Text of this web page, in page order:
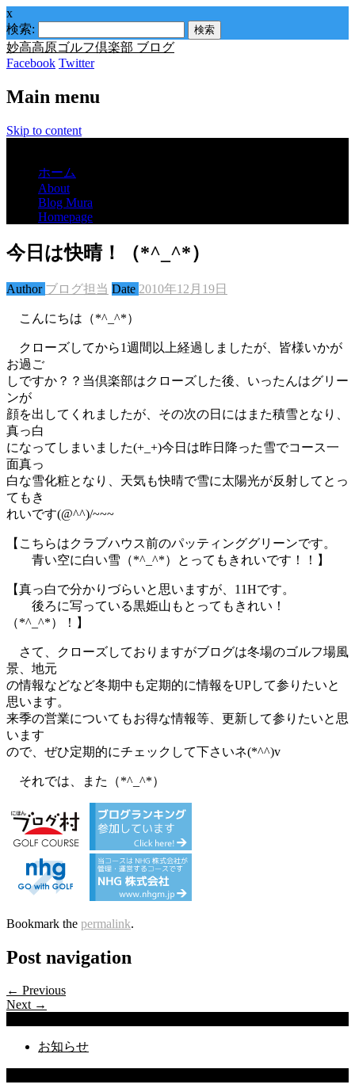
x
検索:
妙高高原ゴルフ倶楽部 ブログ
Facebook Twitter
Main menu
Skip to content
ホーム
About
Blog Mura
Homepage
今日は快晴！（*^_^*）
Author ブログ担当 Date 2010年12月19日
こんにちは（*^_^*）
クローズしてから1週間以上経過しましたが、皆様いかが
お過ご
しですか？？当倶楽部はクローズした後、いったんはグリー
ンが
顔を出してくれましたが、その次の日にはまた積雪となり、
真っ白
になってしまいました(+_+)今日は昨日降った雪でコース一
面真っ
白な雪化粧となり、天気も快晴で雪に太陽光が反射してとっ
てもき
れいです(@^^)/~~~
【こちらはクラブハウス前のパッティンググリーンです。
青い空に白い雪（*^_^*）とってもきれいです！！】
【真っ白で分かりづらいと思いますが、11Hです。
後ろに写っている黒姫山もとってもきれい！
（*^_^*）！】
さて、クローズしておりますがブログは冬場のゴルフ場風
景、地元
の情報などなど冬期中も定期的に情報をUPして参りたいと
思います。
来季の営業についてもお得な情報等、更新して参りたいと思
います
ので、ぜひ定期的にチェックして下さいネ(*^^)v
それでは、また（*^_^*）
Bookmark the permalink.
Post navigation
← Previous
Next →
お知らせ